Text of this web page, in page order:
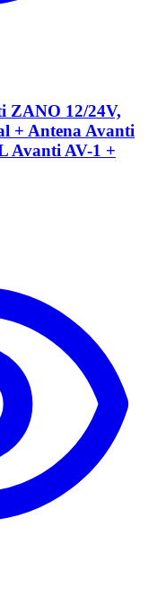
ZANO 12/24V,
+ Antena Avanti
Avanti AV-1 +